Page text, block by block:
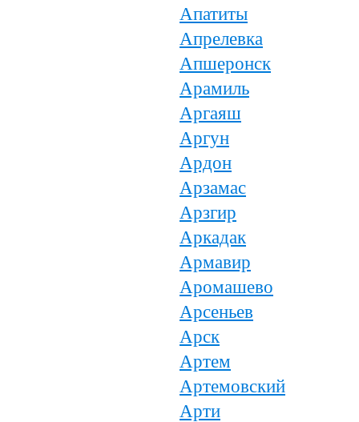
Апатиты
Апрелевка
Апшеронск
Арамиль
Аргаяш
Аргун
Ардон
Арзамас
Арзгир
Аркадак
Армавир
Аромашево
Арсеньев
Арск
Артем
Артемовский
Арти